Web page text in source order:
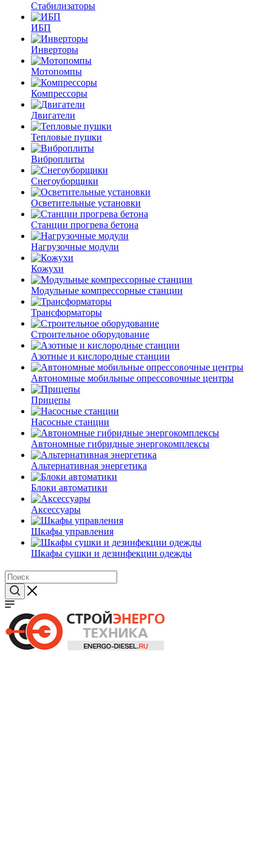
Стабилизаторы
ИБП
Инверторы
Мотопомпы
Компрессоры
Двигатели
Тепловые пушки
Виброплиты
Снегоуборщики
Осветительные установки
Станции прогрева бетона
Нагрузочные модули
Кожухи
Модульные компрессорные станции
Трансформаторы
Строительное оборудование
Азотные и кислородные станции
Автономные мобильные опрессовочные центры
Прицепы
Насосные станции
Автономные гибридные энергокомплексы
Альтернативная энергетика
Блоки автоматики
Аксессуары
Шкафы управления
Шкафы сушки и дезинфекции одежды